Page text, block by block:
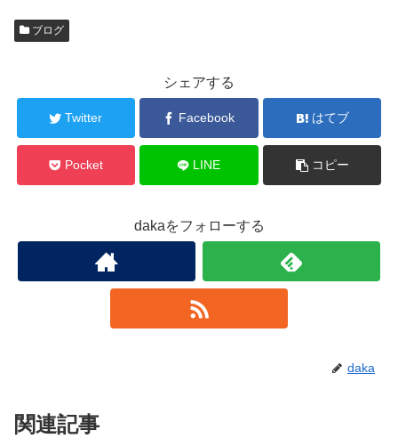
ブログ
シェアする
Twitter Facebook はてブ
Pocket LINE コピー
dakaをフォローする
daka
関連記事